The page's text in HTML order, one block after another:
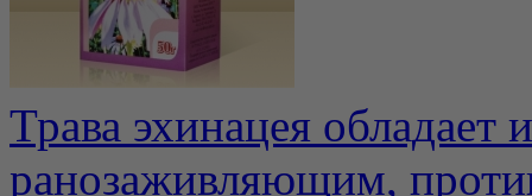
Трава эхинацея
ранозаживляющим,